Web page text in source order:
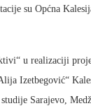
su Općna
u realizaciji
Izetbegović“
studije Sarajevo,